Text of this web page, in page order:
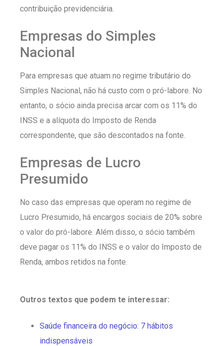
contribuição previdenciária.
Empresas do Simples
Nacional
Para empresas que atuam no regime tributário do
Simples Nacional, não há custo com o pró-labore. No
entanto, o sócio ainda precisa arcar com os 11% do
INSS e a alíquota do Imposto de Renda
correspondente, que são descontados na fonte.
Empresas de Lucro
Presumido
No caso das empresas que operam no regime de
Lucro Presumido, há encargos sociais de 20% sobre
o valor do pró-labore. Além disso, o sócio também
deve pagar os 11% do INSS e o valor do Imposto de
Renda, ambos retidos na fonte.
Outros textos que podem te interessar:
Saúde financeira do negócio: 7 hábitos
indispensáveis